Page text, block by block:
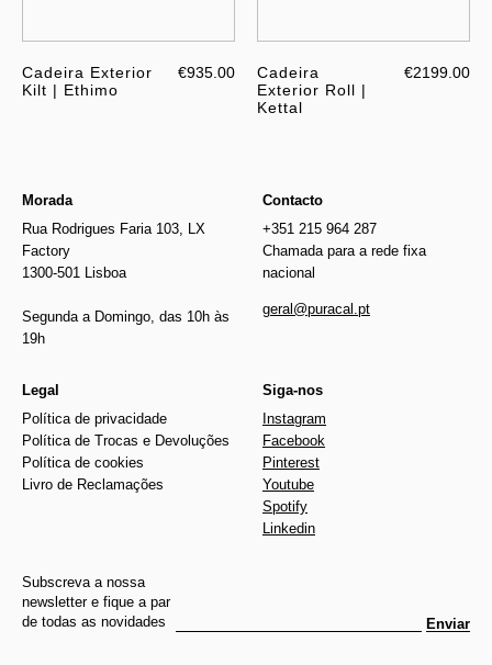
Cadeira Exterior
Kilt | Ethimo
€935.00
Cadeira
Exterior Roll |
Kettal
€2199.00
Morada
Rua Rodrigues Faria 103, LX
Factory
1300-501 Lisboa
Segunda a Domingo, das 10h às
19h
Contacto
+351 215 964 287
Chamada para a rede fixa
nacional
geral@puracal.pt
Legal
Política de privacidade
Política de Trocas e Devoluções
Política de cookies
Livro de Reclamações
Siga-nos
Instagram
Facebook
Pinterest
Youtube
Spotify
Linkedin
Subscreva a nossa
newsletter e fique a par
de todas as novidades
Enviar